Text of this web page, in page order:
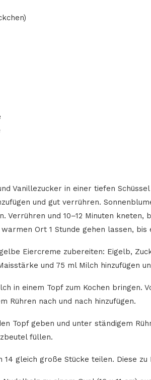
Vanillezucker in einer tiefen
und gut verrühren.
Verrühren und 10–12 Minuten
Ort 1 Stunde gehen lassen,
Eiercreme zubereiten: Eigelb,
und 75 ml Milch hinzufügen
in einem Topf zum Kochen bringen.
Rühren nach und nach hinzufügen.
Topf geben und unter ständigem
füllen.
14 gleich große Stücke teilen. Diese zu